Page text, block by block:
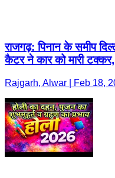
राजगढ़: पिनान के समीप
कैटर ने कार को मारी
Rajgarh, Alwar | Feb 18,